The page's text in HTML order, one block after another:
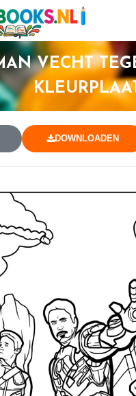
VECHT
DOWNLOADEN